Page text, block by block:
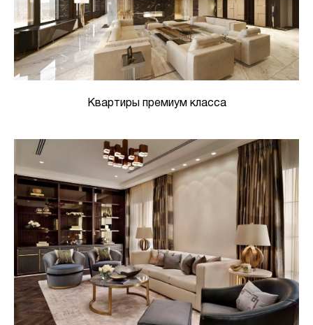
Квартиры премиум класса